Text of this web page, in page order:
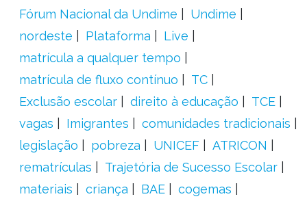
Fórum Nacional da Undime
Undime
nordeste
Plataforma
Live
matrícula a qualquer tempo
matrícula de fluxo contínuo
TC
Exclusão escolar
direito à educação
TCE
vagas
Imigrantes
comunidades tradicionais
legislação
pobreza UNICEF
ATRICON
rematrículas
Trajetória de Sucesso Escolar
materiais
criança BAE
cogemas